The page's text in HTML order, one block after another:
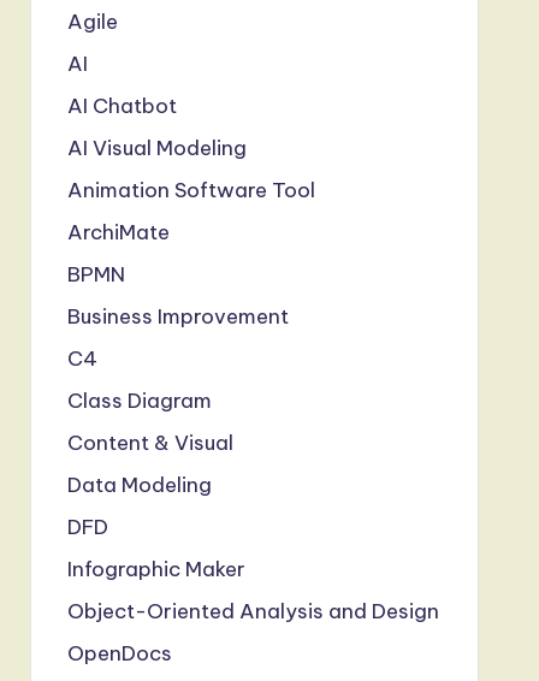
Agile
AI
AI Chatbot
AI Visual Modeling
Animation Software Tool
ArchiMate
BPMN
Business Improvement
C4
Class Diagram
Content & Visual
Data Modeling
DFD
Infographic Maker
Object-Oriented Analysis and Design
OpenDocs